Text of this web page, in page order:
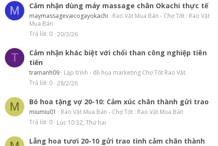
M Cảm nhận dùng máy massage chân Okachi thực tế
maymassagevaicogayokachi
Rao Vặt Mua Bán - Chợ Tốt : Rao Vặt
Mua Bán
Trả lời 0 20/3/26
T
Cảm nhận khác biệt với chổi than công nghiệp tiên
tiến
tramanh09 Lập trình - đồ họa marketing Chợ Tốt Rao Vặt
Trả lời 0 28/2/26
M Bó hoa tặng vợ 20-10: Cảm xúc chân thành gửi trao
miumiu01
Rao Vặt Mua Bán - Chợ Tốt : Rao Vặt Mua Bán
Trả lời 0 Lúc 10:32, Thứ hai
Lẵng hoa tươi 20-10 gửi trao tình cảm chân thành